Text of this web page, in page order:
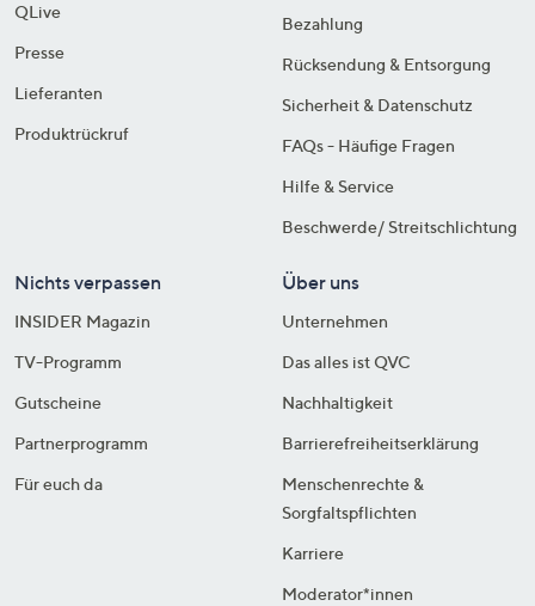
QLive
Presse
Lieferanten
Produktrückruf
Bezahlung
Rücksendung & Entsorgung
Sicherheit & Datenschutz
FAQs - Häufige Fragen
Hilfe & Service
Beschwerde/ Streitschlichtung
Nichts verpassen
INSIDER Magazin
TV-Programm
Gutscheine
Partnerprogramm
Für euch da
Über uns
Unternehmen
Das alles ist QVC
Nachhaltigkeit
Barrierefreiheitserklärung
Menschenrechte &
Sorgfaltspflichten
Karriere
Moderator*innen